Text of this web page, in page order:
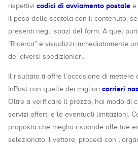
rispettivi codici di avviamento postale e
il peso della scatola con il contenuto,
presenti negli spazi del form. A quel
”Ricerca” e visualizzi immediatamente
dei diversi spedizionieri.
Il risultato ti offre l’occasione di
InPost con quelle dei migliori corrieri
Oltre a verificare il prezzo, hai modo di
servizi offerti e le eventuali limitazioni.
proposta che meglio risponde alle tue
selezionato il vettore, procedi con